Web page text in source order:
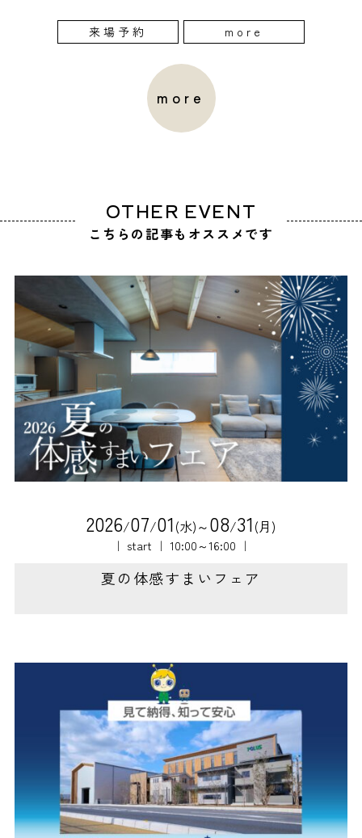
来場予約 more
more
OTHER EVENT
こちらの記事もオススメです
2026/07/01(水)～08/31(月)
｜ start ｜ 10:00～16:00 ｜
夏の体感すまいフェア